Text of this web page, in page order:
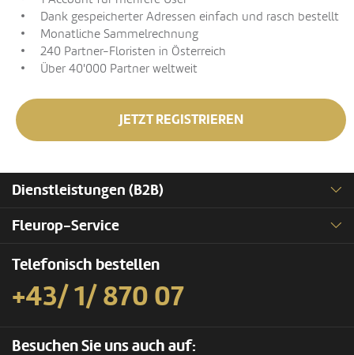
Dank gespeicherter Adressen einfach und rasch bestellt
Monatliche Sammelrechnung
240 Partner-Floristen in Österreich
Über 40'000 Partner weltweit
JETZT REGISTRIEREN
Dienstleistungen (B2B)
Fleurop-Service
Telefonisch bestellen
+43/ 1/ 870 07
Besuchen Sie uns auch auf: